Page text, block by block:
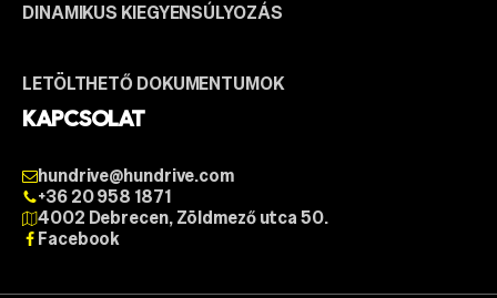
DINAMIKUS KIEGYENSÚLYOZÁS
LETÖLTHETŐ DOKUMENTUMOK
KAPCSOLAT
hundrive@hundrive.com
+36 20 958 1871
4002 Debrecen, Zöldmező utca 50.
Facebook